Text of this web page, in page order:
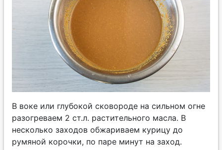
В воке или глубокой сковороде на сильном огне
разогреваем 2 ст.л. растительного масла. В
несколько заходов обжариваем курицу до
румяной корочки, по паре минут на заход.